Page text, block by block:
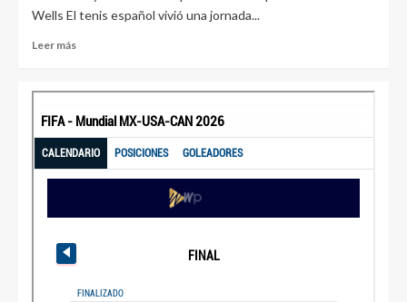
Wells El tenis español vivió una jornada...
Leer más